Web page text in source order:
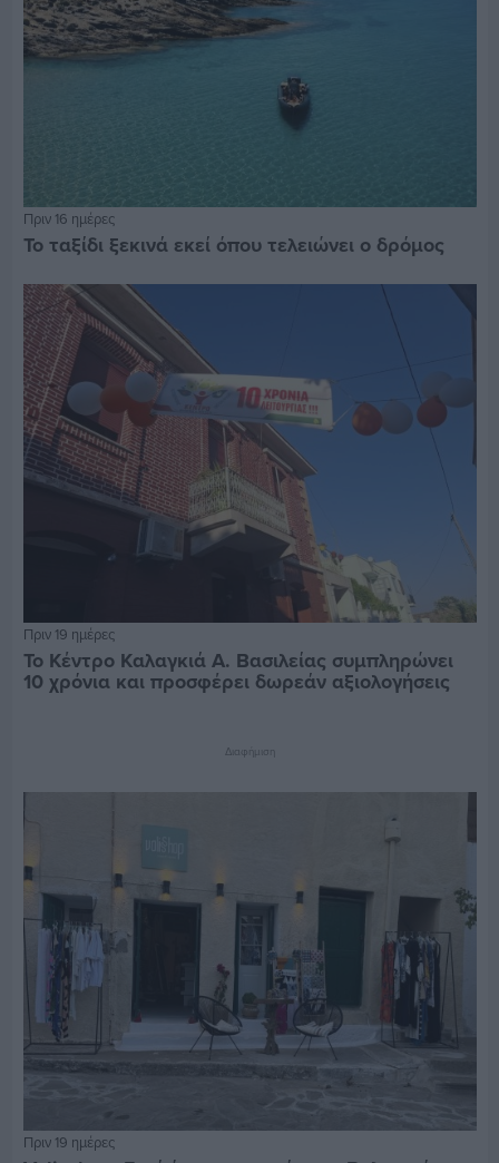
Πριν 16 ημέρες
Το ταξίδι ξεκινά εκεί όπου τελειώνει ο δρόμος
Πριν 19 ημέρες
Το Κέντρο Καλαγκιά Α. Βασιλείας συμπληρώνει
10 χρόνια και προσφέρει δωρεάν αξιολογήσεις
Διαφήμιση
Πριν 19 ημέρες